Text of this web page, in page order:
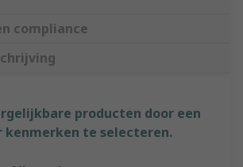
compliance
producten door een
kenmerken te selecteren.